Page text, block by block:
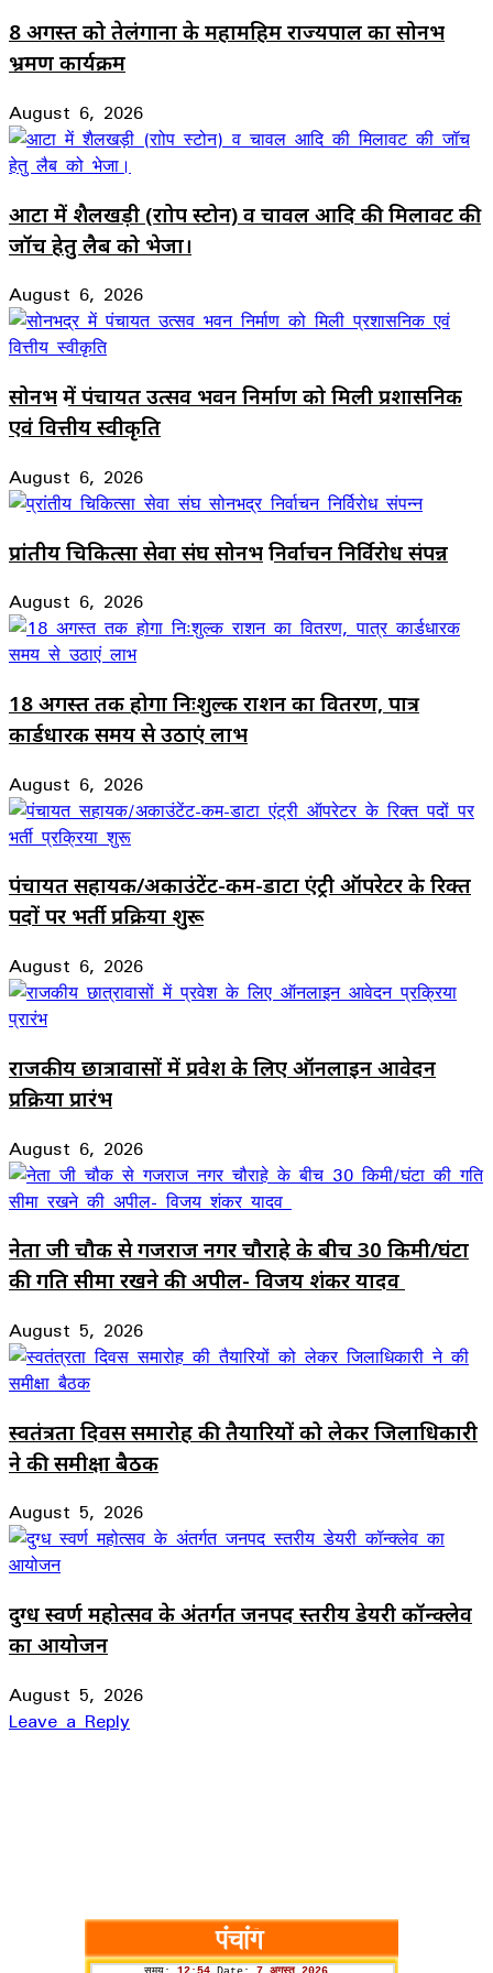
8 अगस्त को तेलंगाना के महामहिम राज्यपाल का सोनभद्र
भ्रमण कार्यक्रम
August 6, 2026
आटा में शैलखड़ी (राोप स्टोन) व चावल आदि की मिलावट की
जॉच हेतु लैब को भेजा।
August 6, 2026
सोनभद्र में पंचायत उत्सव भवन निर्माण को मिली प्रशासनिक
एवं वित्तीय स्वीकृति
August 6, 2026
प्रांतीय चिकित्सा सेवा संघ सोनभद्र निर्वाचन निर्विरोध संपन्न
August 6, 2026
18 अगस्त तक होगा निःशुल्क राशन का वितरण, पात्र
कार्डधारक समय से उठाएं लाभ
August 6, 2026
पंचायत सहायक/अकाउंटेंट-कम-डाटा एंट्री ऑपरेटर के रिक्त
पदों पर भर्ती प्रक्रिया शुरू
August 6, 2026
राजकीय छात्रावासों में प्रवेश के लिए ऑनलाइन आवेदन
प्रक्रिया प्रारंभ
August 6, 2026
नेता जी चौक से गजराज नगर चौराहे के बीच 30 किमी/घंटा
की गति सीमा रखने की अपील- विजय शंकर यादव
August 5, 2026
स्वतंत्रता दिवस समारोह की तैयारियों को लेकर जिलाधिकारी
ने की समीक्षा बैठक
August 5, 2026
दुग्ध स्वर्ण महोत्सव के अंतर्गत जनपद स्तरीय डेयरी कॉन्क्लेव
का आयोजन
August 5, 2026
Leave a Reply